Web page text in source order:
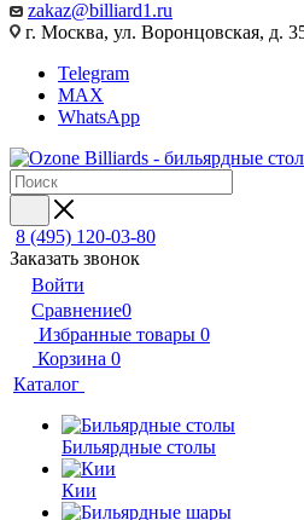
zakaz@billiard1.ru
г. Москва, ул. Воронцовская, д.
Telegram
MAX
WhatsApp
8 (495) 120-03-80
Заказать звонок
Войти
Сравнение0
Избранные товары 0
Корзина 0
Каталог
Бильярдные столы
Кии